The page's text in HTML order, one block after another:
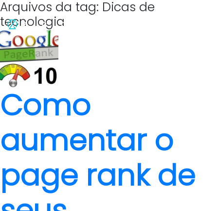
Arquivos da tag: Dicas de
tecnologia
Como
aumentar o
page rank de